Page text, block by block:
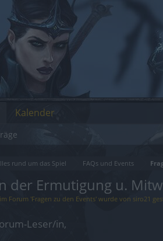
rund um das Spiel FAQs und Events
der Ermutigung u.
Forum 'Fragen zu den Events' wurde von siro21
Leser/in,
Kalender